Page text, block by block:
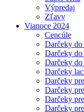
Výpredaj
Zľavy
Vianoce 2024
Cencúle
Darčeky do
Darčeky do
Darčeky do
Darčeky
Darčeky
Darčeky
Darčeky
Darčeky